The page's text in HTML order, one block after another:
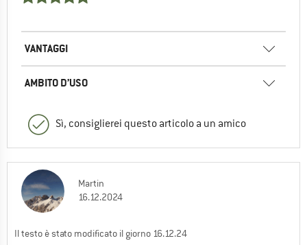
VANTAGGI
AMBITO D’USO
Sì, consiglierei questo articolo a un amico
Martin
16.12.2024
Il testo è stato modificato il giorno 16.12.24